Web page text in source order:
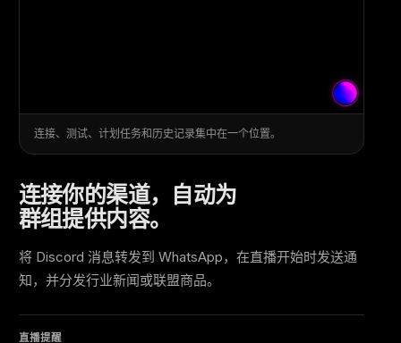
连接、测试、计划任务和历史记录集中在一个位置。
连接你的渠道，自动为
群组提供内容。
将 Discord 消息转发到 WhatsApp，在直播开始时发送通
知，并分发行业新闻或联盟商品。
直播提醒